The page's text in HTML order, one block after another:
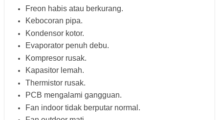
Freon habis atau berkurang.
Kebocoran pipa.
Kondensor kotor.
Evaporator penuh debu.
Kompresor rusak.
Kapasitor lemah.
Thermistor rusak.
PCB mengalami gangguan.
Fan indoor tidak berputar normal.